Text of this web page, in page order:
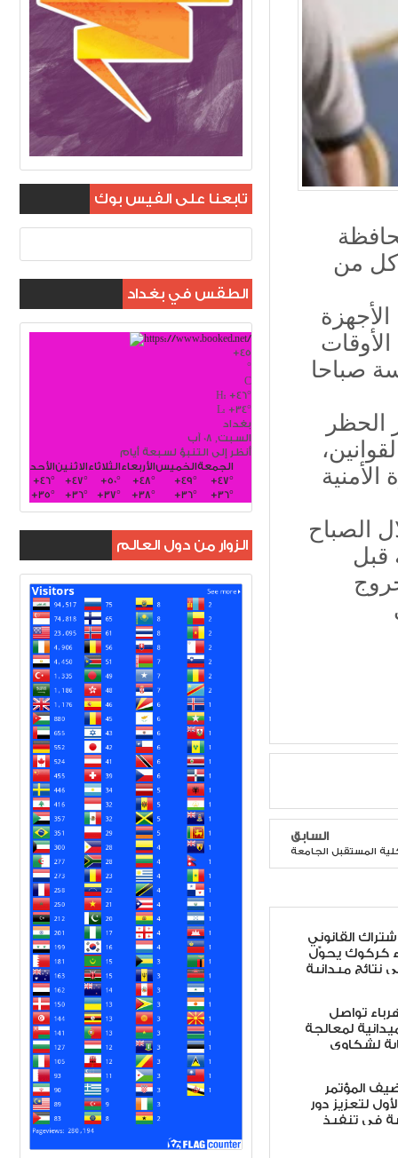
كل من
صباحا
الصباح
قبل
السابق
المستقبل الجامعة
القانوني
كركوك يحوّل
نتائج ميدانية
تواصل
لمعالجة
لشكاوى
المؤتمر
لتعزيز دور
في تنفيذ
تابعنا على الفيس بوك
الطقس في بغداد
+45
°
C
H: +46°
L: +34°
بغداد
السبت, 08 آب
أنظر إلى التنبؤ لسبعة أيام
الأحدالاثنينالثلاثاءالأربعاءالخميسالجمعة
+46° +47° +50° +48° +49° +47°
+35° +36° +37° +38° +36° +36°
الزوار من دول العالم